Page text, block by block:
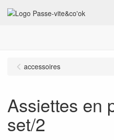
accessoires
Assiettes en
set/2